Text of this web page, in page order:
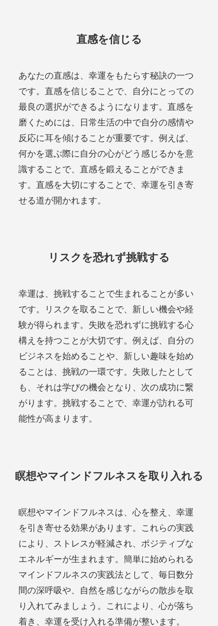
直感を信じる
あなたの直感は、幸運をもたらす秘訣の一つ
です。直感を信じることで、自分にとっての
最良の選択ができるようになります。直感を
磨くためには、日常生活の中で自分の感情や
反応に耳を傾けることが重要です。例えば、
何かを選ぶ際に自分の心がどう感じるかを意
識することで、直感を鍛えることができま
す。直感を大切にすることで、幸運を引き寄
せる道が開かれます。
リスクを恐れず挑戦する
幸運は、挑戦することで生まれることが多い
です。リスクを取ることで、新しい機会や経
験が得られます。失敗を恐れずに挑戦する心
構えを持つことが大切です。例えば、自分の
ビジネスを始めることや、新しい趣味を始め
ることは、挑戦の一環です。失敗したとして
も、それは学びの機会となり、次の成功に繋
がります。挑戦することで、幸運が訪れる可
能性が高まります。
瞑想やマインドフルネスを取り入れる
瞑想やマインドフルネスは、心を整え、幸運
を引き寄せる効果があります。これらの実践
により、ストレスが軽減され、ポジティブな
エネルギーが生まれます。簡単に始められる
マインドフルネスの実践法として、毎日数分
間の深呼吸や、自然を感じながらの散歩を取
り入れてみましょう。これにより、心が落ち
着き、幸運を受け入れる準備が整います。